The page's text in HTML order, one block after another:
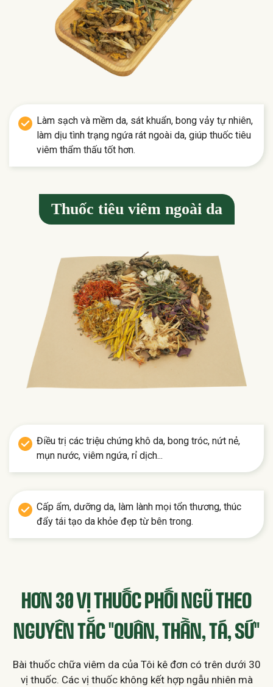
Làm sạch và mềm da, sát khuẩn, bong vảy tự nhiên,
làm dịu tình trạng ngứa rát ngoài da, giúp thuốc tiêu
viêm thẩm thấu tốt hơn.
Thuốc tiêu viêm ngoài da
Điều trị các triệu chứng khô da, bong tróc, nứt nẻ,
mụn nước, viêm ngứa, rỉ dịch...
Cấp ẩm, dưỡng da, làm lành mọi tổn thương, thúc
đẩy tái tạo da khỏe đẹp từ bên trong.
HƠN 30 VỊ THUỐC PHỐI NGŨ THEO
NGUYÊN TẮC "QUÂN, THẦN, TÁ, SỨ"
Bài thuốc chữa viêm da của Tôi kê đơn có trên dưới 30
vị thuốc. Các vị thuốc không kết hợp ngẫu nhiên mà